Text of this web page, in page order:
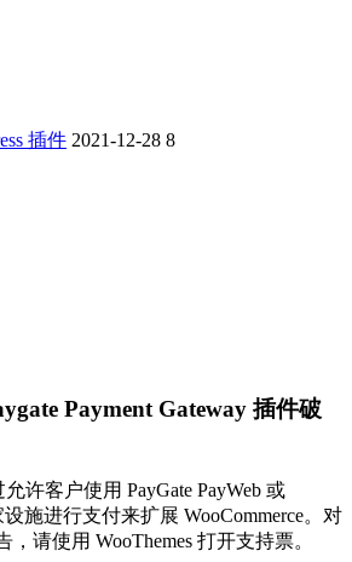
插件 2021-12-28 8
Payment Gateway 插件破
许客户使用 PayGate PayWeb 或
设施进行支付来扩展 WooCommerce。对
请使用 WooThemes 打开支持票。